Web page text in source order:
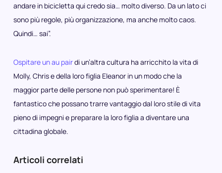
andare in bicicletta qui credo sia… molto diverso. Da un lato ci
sono più regole, più organizzazione, ma anche molto caos.
Quindi… sai”.
Ospitare un au pairdi un’altra cultura ha arricchito la vita di
Molly, Chris e della loro figlia Eleanor in un modo che la
maggior parte delle persone non può sperimentare! È
fantastico che possano trarre vantaggio dal loro stile di vita
pieno di impegni e preparare la loro figlia a diventare una
cittadina globale.
Articoli correlati